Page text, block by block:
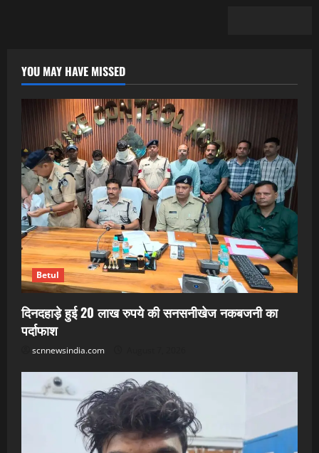
YOU MAY HAVE MISSED
Betul
दिनदहाड़े हुई 20 लाख रुपये की सनसनीखेज नकबजनी का
पर्दाफाश
scnnewsindia.com